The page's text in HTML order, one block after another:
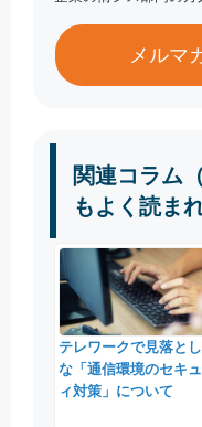
メルマ
関連コラム
もよく読ま
テレワークで見落と
な「通信環境のセキ
ィ対策」について